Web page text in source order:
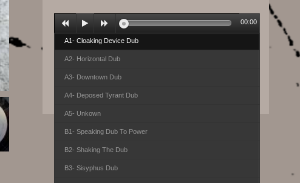
A1- Cloaking Device Dub
A2- Horizontal Dub
A3- Downtown Dub
A4- Deposed Tyrant Dub
A5- Unkown
B1- Speaking Dub To Power
B2- Shaking The Dub
B3- Sisyphus Dub
00:00